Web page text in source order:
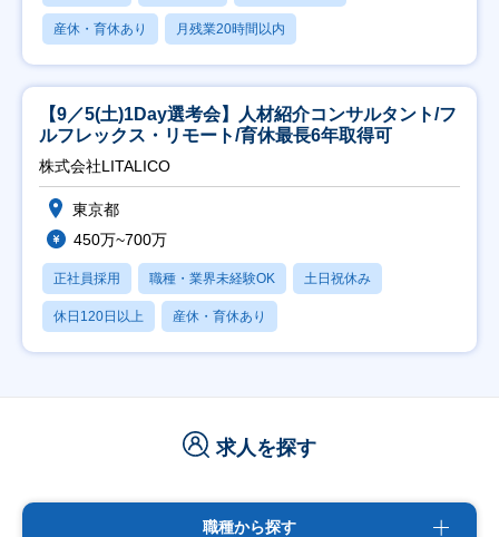
産休・育休あり 月残業20時間以内
【9／5(土)1Day選考会】人材紹介コンサルタント/フ
ルフレックス・リモート/育休最長6年取得可
株式会社LITALICO
東京都
450万~700万
正社員採用 職種・業界未経験OK 土日祝休み
休日120日以上 産休・育休あり
求人を探す
職種から探す